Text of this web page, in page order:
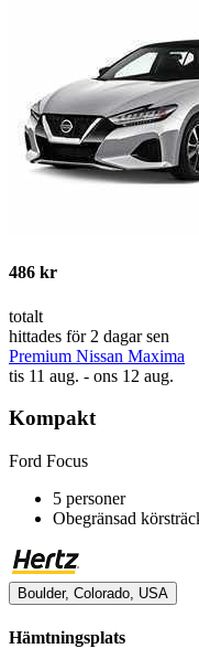
486 kr
totalt
hittades för 2 dagar sen
Premium Nissan Maxima
tis 11 aug. - ons 12 aug.
Kompakt
Ford Focus
5 personer
Obegränsad
Boulder, Colorado, USA
Hämtningsplats